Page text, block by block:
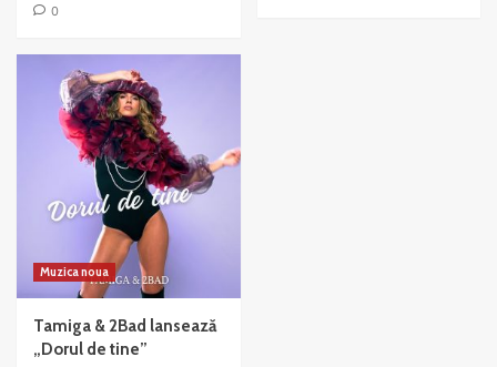
0
Muzica noua
Tamiga & 2Bad lansează
„Dorul de tine”